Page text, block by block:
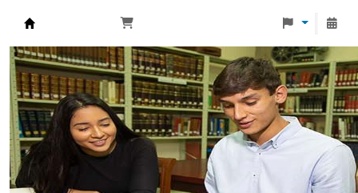
Biblioteca Universidad Monteávila